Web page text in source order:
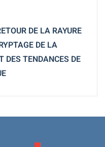
DE LA RAYURE
DE LA
DES TENDANCES DE